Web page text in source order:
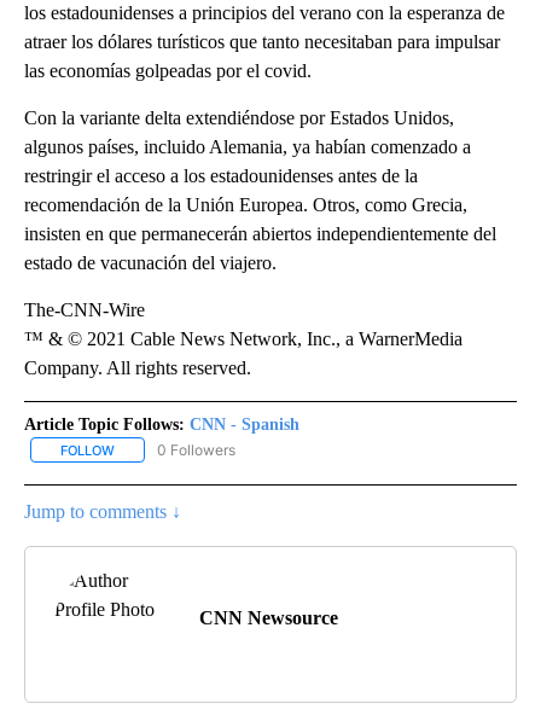
los estadounidenses a principios del verano con la esperanza de
atraer los dólares turísticos que tanto necesitaban para impulsar
las economías golpeadas por el covid.
Con la variante delta extendiéndose por Estados Unidos,
algunos países, incluido Alemania, ya habían comenzado a
restringir el acceso a los estadounidenses antes de la
recomendación de la Unión Europea. Otros, como Grecia,
insisten en que permanecerán abiertos independientemente del
estado de vacunación del viajero.
The-CNN-Wire
™ & © 2021 Cable News Network, Inc., a WarnerMedia
Company. All rights reserved.
Article Topic Follows: CNN - Spanish
FOLLOW FOLLOW "CNN - SPANISH" TO RECEIVE NOTIFICATIONS ABOUT
0 Followers
Jump to comments ↓
CNN Newsource